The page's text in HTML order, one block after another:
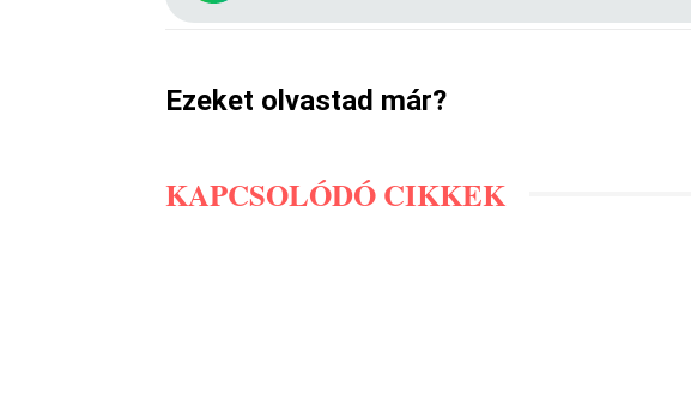
Ezeket olvastad már?
KAPCSOLÓDÓ CIKKEK